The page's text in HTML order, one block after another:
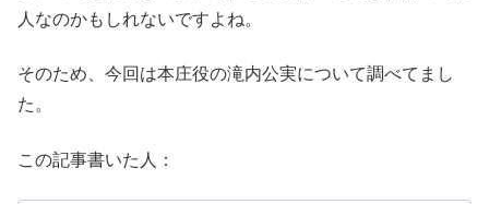
人なのかもしれないですよね。
そのため、今回は本庄役の滝内公実について調べてまし
た。
この記事書いた人：